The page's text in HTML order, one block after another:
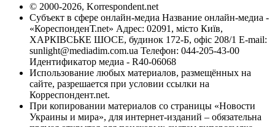
© 2000-2026, Korrespondent.net
Субъект в сфере онлайн-медиа Название онлайн-медиа -
«КореспонденТ.net» Адрес: 02091, місто Київ,
ХАРКІВСЬКЕ ШОСЕ, будинок 172-Б, офіс 208/1 E-mail:
sunlight@mediadim.com.ua Телефон: 044-205-43-00
Идентификатор медиа - R40-06068
Использование любых материалов, размещённых на
сайте, разрешается при условии ссылки на
Корреспондент.net.
При копировании материалов со страницы «Новости
Украины и мира», для интернет-изданий – обязательна